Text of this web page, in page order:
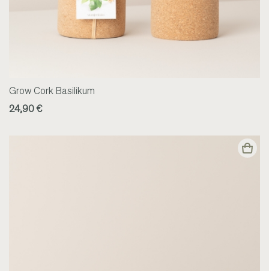
Grow Cork Basilikum
24,90 €